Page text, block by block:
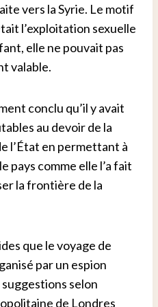
vers la Syrie. Le motif
l’exploitation sexuelle
elle ne pouvait pas
valable.
conclu qu’il y avait
au devoir de la
l’État en permettant à
pays comme elle l’a fait
la frontière de la
que le voyage de
par un espion
suggestions selon
de Londres